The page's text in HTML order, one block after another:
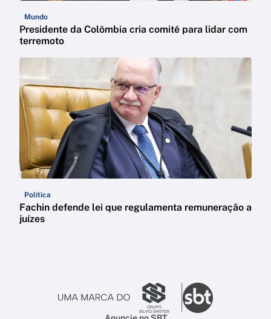
Mundo
Presidente da Colômbia cria comitê para lidar com
terremoto
Política
Fachin defende lei que regulamenta remuneração a
juízes